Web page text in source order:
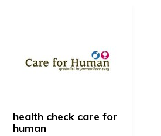
vermoeidheidsklachten.
laboratoriumonderzoeken aan via
health check care for
human